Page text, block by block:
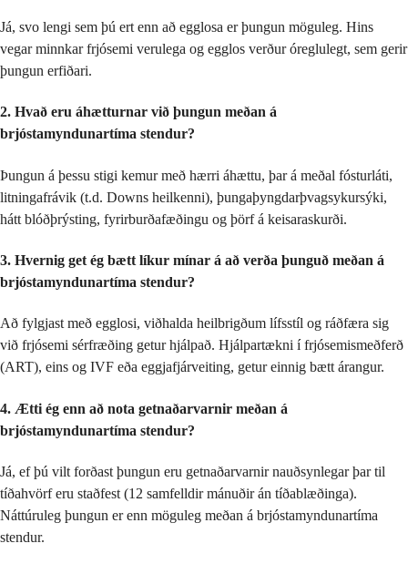
Já, svo lengi sem þú ert enn að egglosa er þungun möguleg. Hins
vegar minnkar frjósemi verulega og egglos verður óreglulegt, sem gerir
þungun erfiðari.
2. Hvað eru áhætturnar við þungun meðan á
brjóstamyndunartíma stendur?
Þungun á þessu stigi kemur með hærri áhættu, þar á meðal fósturláti,
litningafrávik (t.d. Downs heilkenni), þungaþyngdarþvagsykursýki,
hátt blóðþrýsting, fyrirburðafæðingu og þörf á keisaraskurði.
3. Hvernig get ég bætt líkur mínar á að verða þunguð meðan á
brjóstamyndunartíma stendur?
Að fylgjast með egglosi, viðhalda heilbrigðum lífsstíl og ráðfæra sig
við frjósemi sérfræðing getur hjálpað. Hjálpartækni í frjósemismeðferð
(ART), eins og IVF eða eggjafjárveiting, getur einnig bætt árangur.
4. Ætti ég enn að nota getnaðarvarnir meðan á
brjóstamyndunartíma stendur?
Já, ef þú vilt forðast þungun eru getnaðarvarnir nauðsynlegar þar til
tíðahvörf eru staðfest (12 samfelldir mánuðir án tíðablæðinga).
Náttúruleg þungun er enn möguleg meðan á brjóstamyndunartíma
stendur.